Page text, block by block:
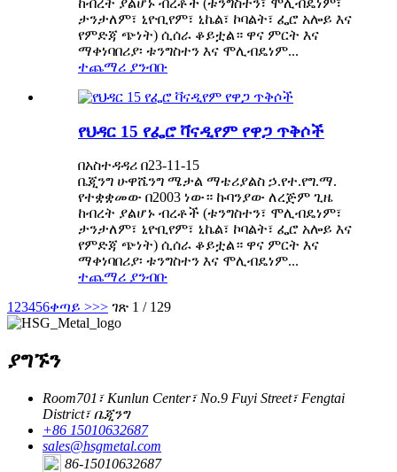
ታንታለም፣ ኒዮቢየም፣ ኒኬል፣ ኮባልት፣ ፌሮ አሎይ እና
የምድጃ ጭነት) ሲሰራ ቆይቷል። ዋና ምርት እና
ማቀነባበሪያ፡ ቱንግስተን እና ሞሊብዴነም...
ተጨማሪ ያንብቡ
የህዳር 15 የፌሮ ቫናዲየም የዋጋ ጥቅሶች
በአስተዳዳሪ በ23-11-15
ቤጂንግ ሁዋሼንግ ሜታል ማቴሪያልስ ኃ.የተ.የግ.ማ.
የተቋቋመው በ2003 ነው። ኩባንያው ለረጅም ጊዜ
ከብረት ያልሆኑ ብረቶች (ቱንግስተን፣ ሞሊብዴነም፣
ታንታለም፣ ኒዮቢየም፣ ኒኬል፣ ኮባልት፣ ፌሮ አሎይ እና
የምድጃ ጭነት) ሲሰራ ቆይቷል። ዋና ምርት እና
ማቀነባበሪያ፡ ቱንግስተን እና ሞሊብዴነም...
ተጨማሪ ያንብቡ
1 23456ቀጣይ >>> ገጽ 1 / 129
ያግኙን
Room701፣ Kunlun Center፣ No.9 Fuyi Street፣ Fengtai
District፣ ቤጂንግ
+86 15010632687
sales@hsgmetal.com
86-15010632687